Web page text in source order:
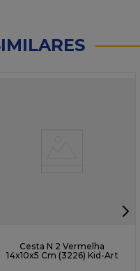
Cesta N 2 Vermelha
14x10x5 Cm (3226) Kid-Art